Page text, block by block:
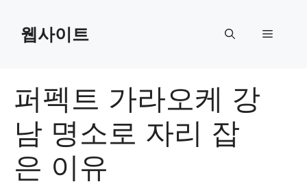
content웹사이트 Menu
퍼펙트 가라오케 강
남 명소로 자리 잡
은 이유